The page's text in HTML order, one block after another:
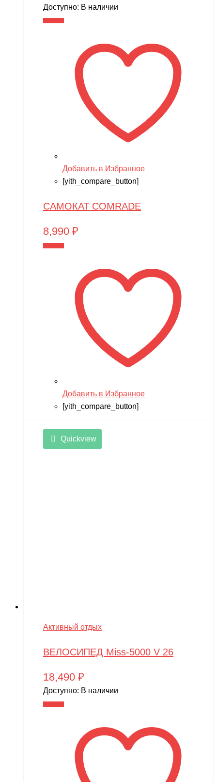
Доступно: В наличии
Добавить в Избранное
[yith_compare_button]
САМОКАТ COMRADE
8,990 ₽
Добавить в Избранное
[yith_compare_button]
Quickview
Активный отдых
ВЕЛОСИПЕД Miss-5000 V 26
18,490 ₽
Доступно: В наличии